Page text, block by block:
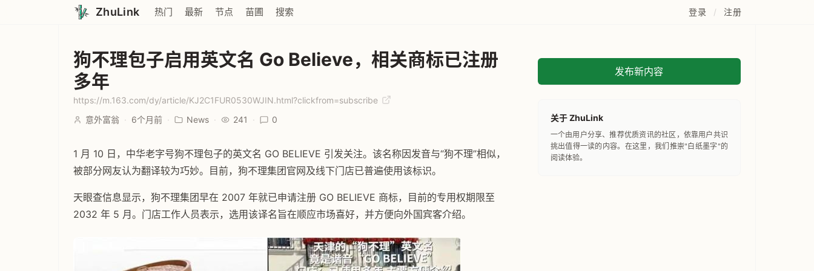
ZhuLink 热门 最新 节点 苗圃 搜索 登录 / 注册
狗不理包子启用英文名 Go Believe，相关商标已注册
多年
https://m.163.com/dy/article/KJ2C1FUR0530WJIN.html?clickfrom=subscribe
意外富翁 · 6个月前 · News · 241 · 0
1 月 10 日，中华老字号狗不理包子的英文名 GO BELIEVE 引发关注。该名称因发音与“狗不理”相似，
被部分网友认为翻译较为巧妙。目前，狗不理集团官网及线下门店已普遍使用该标识。
天眼查信息显示，狗不理集团早在 2007 年就已申请注册 GO BELIEVE 商标，目前的专用权期限至
2032 年 5 月。门店工作人员表示，选用该译名旨在顺应市场喜好，并方便向外国宾客介绍。
发布新内容
关于 ZhuLink
一个由用户分享、推荐优质资讯的社区，依靠用户共识
挑出值得一读的内容。在这里，我们推崇"白纸墨字"的
阅读体验。